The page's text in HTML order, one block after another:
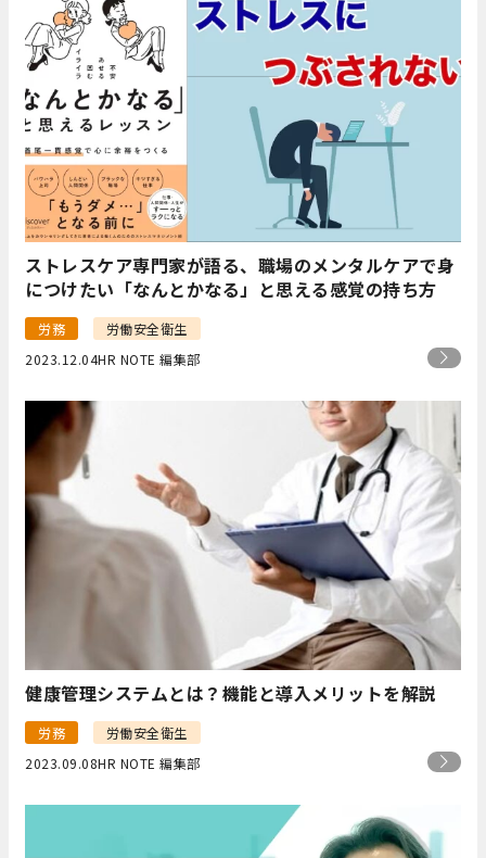
ストレスケア専門家が語る、職場のメンタルケアで身
につけたい「なんとかなる」と思える感覚の持ち方
労務
労働安全衛生
2023.12.04HR NOTE 編集部
健康管理システムとは？機能と導入メリットを解説
労務
労働安全衛生
2023.09.08HR NOTE 編集部